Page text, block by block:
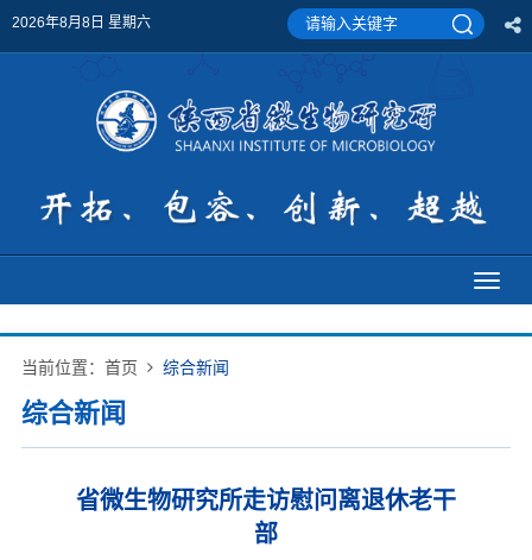
2026年8月8日 星期六
当前位置： 首页 综合新闻
综合新闻
省微生物研究所走访慰问离退休老干
部